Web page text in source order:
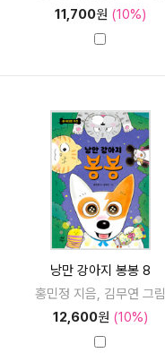
11,700원 (10%)
낭만 강아지 봉봉 8
홍민정 지음, 김무연 그림
12,600원 (10%)